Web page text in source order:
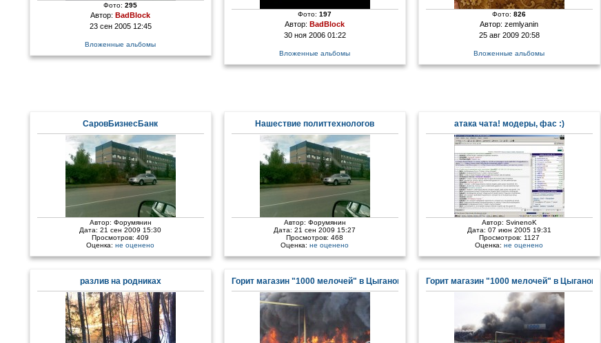
Фото:295
Автор:BadBlock
23 сен 2005 12:45
Вложенные альбомы
Фото:197
Автор:BadBlock
30 ноя 2006 01:22
Вложенные альбомы
Фото:826
Автор:zemlyanin
25 авг 2009 20:58
Вложенные альбомы
СаровБизнесБанк
Автор: Форумянин
Дата: 21 сен 2009 15:30
Просмотров: 409
Оценка:не оценено
Нашествие политтехнологов
Автор: Форумянин
Дата: 21 сен 2009 15:27
Просмотров: 468
Оценка:не оценено
атака чата! модеры, фас :)
Автор: SvinenoK
Дата: 07 июн 2005 19:31
Просмотров: 1127
Оценка:не оценено
разлив на родниках Горит магазин "1000 мелочей" в Цыгановке - 2 Горит магазин "1000 мелочей" в Цыгановке